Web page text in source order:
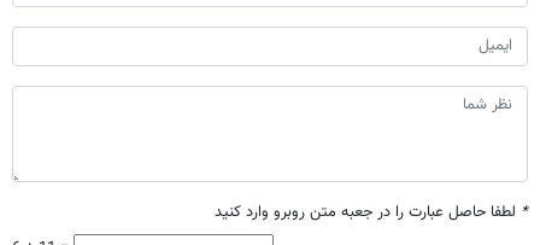
* لطفا حاصل عبارت را در جعبه متن روبرو وارد کنید